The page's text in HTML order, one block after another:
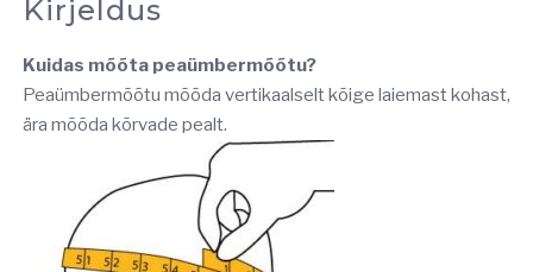
Kirjeldus
Kuidas mõõta peaümbermõõtu?
Peaümbermõõtu mõõda vertikaalselt kõige laiemast kohast,
ära mõõda kõrvade pealt.